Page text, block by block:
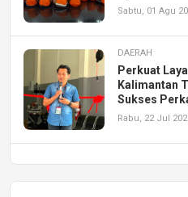
Sabtu, 01 Agu
DAERAH
Perkuat
Kalimantan
Sukses
Rabu, 22 Jul